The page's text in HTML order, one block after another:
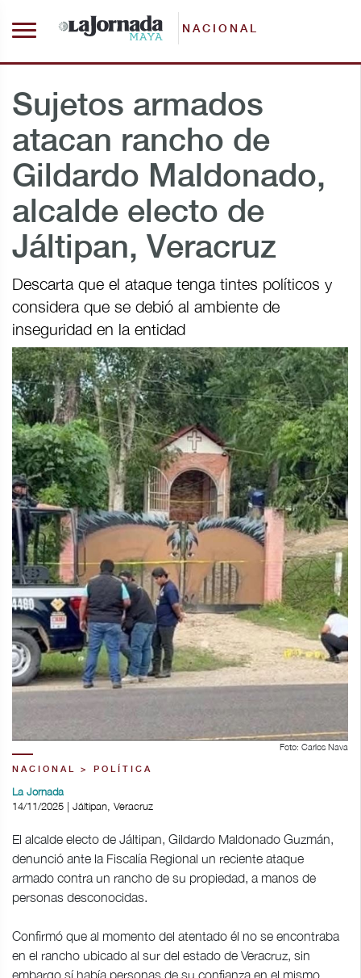
NACIONAL
Sujetos armados
atacan rancho de
Gildardo Maldonado,
alcalde electo de
Jáltipan, Veracruz
Descarta que el ataque tenga tintes políticos y
considera que se debió al ambiente de
inseguridad en la entidad
Foto: Carlos Nava
NACIONAL > POLÍTICA
La Jornada
14/11/2025 | Jáltipan, Veracruz
El alcalde electo de Jáltipan, Gildardo Maldonado Guzmán,
denunció ante la Fiscalía Regional un reciente ataque
armado contra un rancho de su propiedad, a manos de
personas desconocidas.
Confirmó que al momento del atentado él no se encontraba
en el rancho ubicado al sur del estado de Veracruz, sin
embargo sí había personas de su confianza en el mismo.